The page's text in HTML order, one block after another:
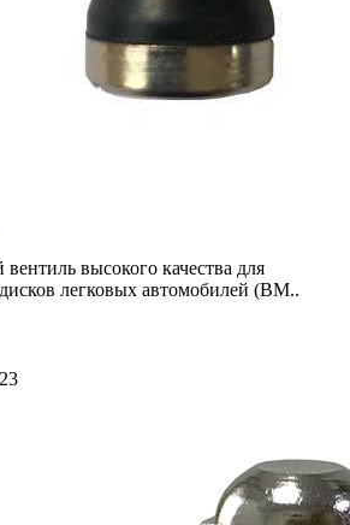
высокого качества для
легковых автомобилей (BM..